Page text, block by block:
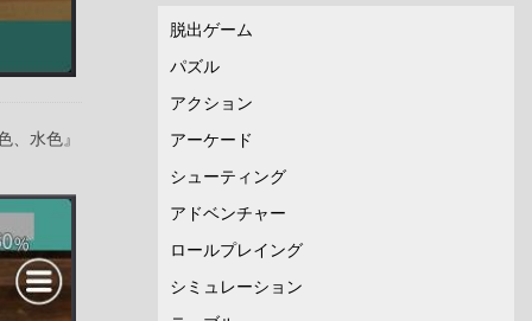
、水色』
脱出ゲーム
パズル
アクション
アーケード
シューティング
アドベンチャー
ロールプレイング
シミュレーション